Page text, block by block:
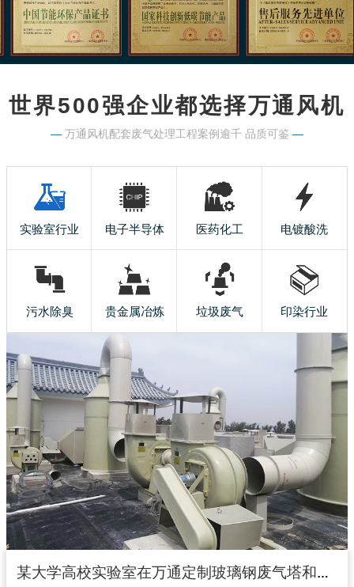
世界500强企业都选择万通风机
— 万通风机配套废气处理工程案例逾千 品质可鉴 —
实验室行业 电子半导体 医药化工 电镀酸洗
污水除臭 贵金属冶炼 垃圾废气 印染行业
某大学高校实验室在万通定制玻璃钢废气塔和玻璃钢风机